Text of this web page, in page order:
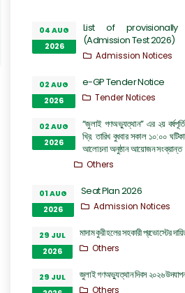
04 AUG
2026
List of
(Admission Test 2026)
Admission Notices
02 AUG
2026
e-GP Tender Notice
Tender Notices
02 AUG
2026
“জুলাই গণঅভ্যুত্থান” এর ২য়
খ্রি. তারিখ বুধবার সকাল ১০:০০
আলোচনা অনুষ্ঠান আয়োজন সংক্রান্ত
Others
01 AUG
2026
Seat Plan 2026
Admission Notices
29 JUL
2026
মাদাম কুরী হলের সহকারী প্রভোস্টের
Others
29 JUL
জুলাই গণঅভ্যুত্থান দিবস ২০২৬
Others